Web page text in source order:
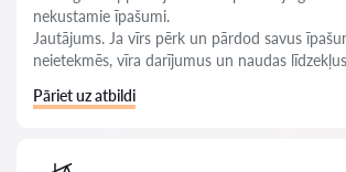
nekustamie īpašumi.
Jautājums. Ja vīrs pērk un pārdod savus
neietekmēs, vīra darījumus un naudas
Pāriet uz atbildi